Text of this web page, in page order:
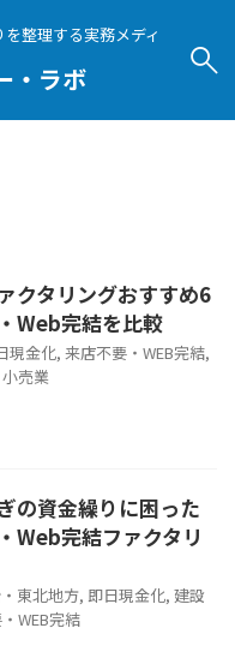
整理する実務メディ
・ラボ
クタリングおすすめ6
Web完結を比較
現金化, 来店不要・WEB完結,
売業
の資金繰りに困った
Web完結ファクタリ
東北地方, 即日現金化, 建設
WEB完結